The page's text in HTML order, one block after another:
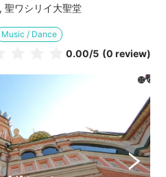
聖ワシリイ大聖堂
Music / Dance
0.00/5 (0 review)